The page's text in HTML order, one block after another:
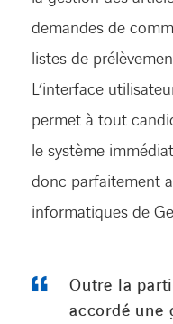
demandes de
listes de
L’interface
permet à tout
le système
donc parfaitement
informatiques de
Outre la
accordé une